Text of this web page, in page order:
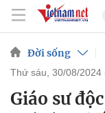
Đời sống
thứ sáu, 30/08/2024
Giáo sư